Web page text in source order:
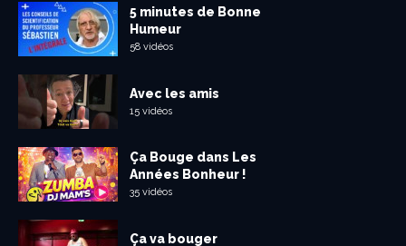
5 minutes de Bonne
Humeur
58 vidéos
Avec les amis
15 vidéos
Ça Bouge dans Les
Années Bonheur !
35 vidéos
Ça va bouger